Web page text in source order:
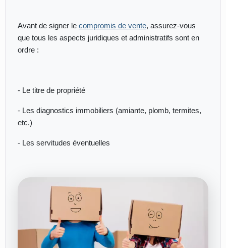
Avant de signer le compromis de vente, assurez-vous
que tous les aspects juridiques et administratifs sont en
ordre :
- Le titre de propriété
- Les diagnostics immobiliers (amiante, plomb, termites,
etc.)
- Les servitudes éventuelles